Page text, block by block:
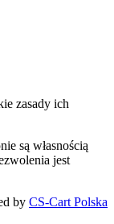
zasady ich
są własnością
jest
by CS-Cart Polska